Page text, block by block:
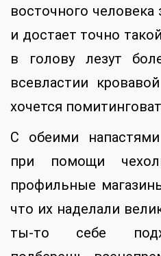
восточного человека
и достает точно
в голову лезут
всевластии
хочется
С обеими
при помощи
профильные
что их наделали
ты-то себе